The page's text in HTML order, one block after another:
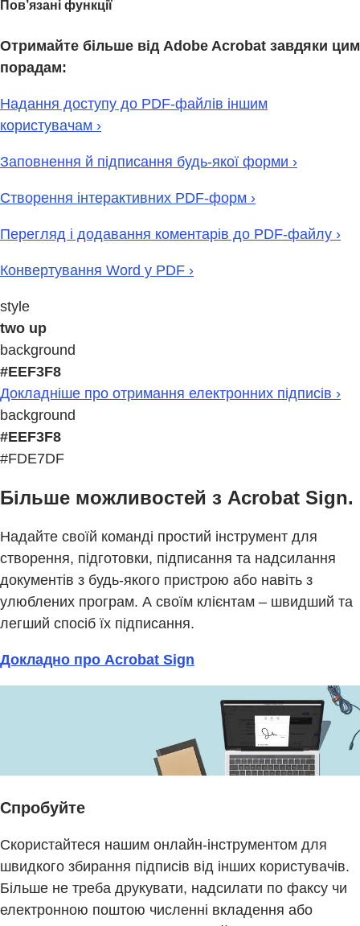
Пов’язані функції
Отримайте більше від Adobe Acrobat завдяки цим
порадам:
Надання доступу до PDF-файлів іншим
користувачам ›
Заповнення й підписання будь-якої форми ›
Створення інтерактивних PDF-форм ›
Перегляд і додавання коментарів до PDF-файлу ›
Конвертування Word у PDF ›
style
two up
background
#EEF3F8
Докладніше про отримання електронних підписів ›
background
#EEF3F8
#FDE7DF
Більше можливостей з Acrobat Sign.
Надайте своїй команді простий інструмент для
створення, підготовки, підписання та надсилання
документів з будь-якого пристрою або навіть з
улюблених програм. А своїм клієнтам – швидший та
легший спосіб їх підписання.
Докладно про Acrobat Sign
Спробуйте
Скористайтеся нашим онлайн-інструментом для
швидкого збирання підписів від інших користувачів.
Більше не треба друкувати, надсилати по факсу чи
електронною поштою численні вкладення або